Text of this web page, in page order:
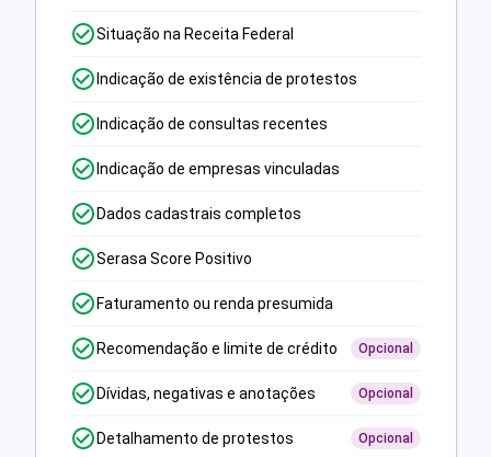
Situação na Receita Federal
Indicação de existência de protestos
Indicação de consultas recentes
Indicação de empresas vinculadas
Dados cadastrais completos
Serasa Score Positivo
Faturamento ou renda presumida
Recomendação e limite de crédito Opcional
Dívidas, negativas e anotações Opcional
Detalhamento de protestos Opcional